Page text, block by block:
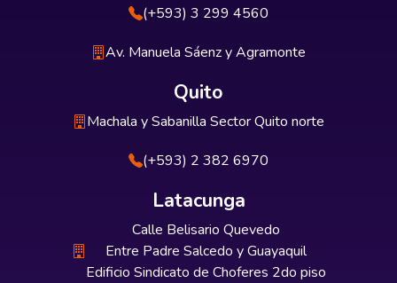
(+593) 3 299 4560
Av. Manuela Sáenz y Agramonte
Quito
Machala y Sabanilla Sector Quito norte
(+593) 2 382 6970
Latacunga
Calle Belisario Quevedo
Entre Padre Salcedo y Guayaquil
Edificio Sindicato de Choferes 2do piso